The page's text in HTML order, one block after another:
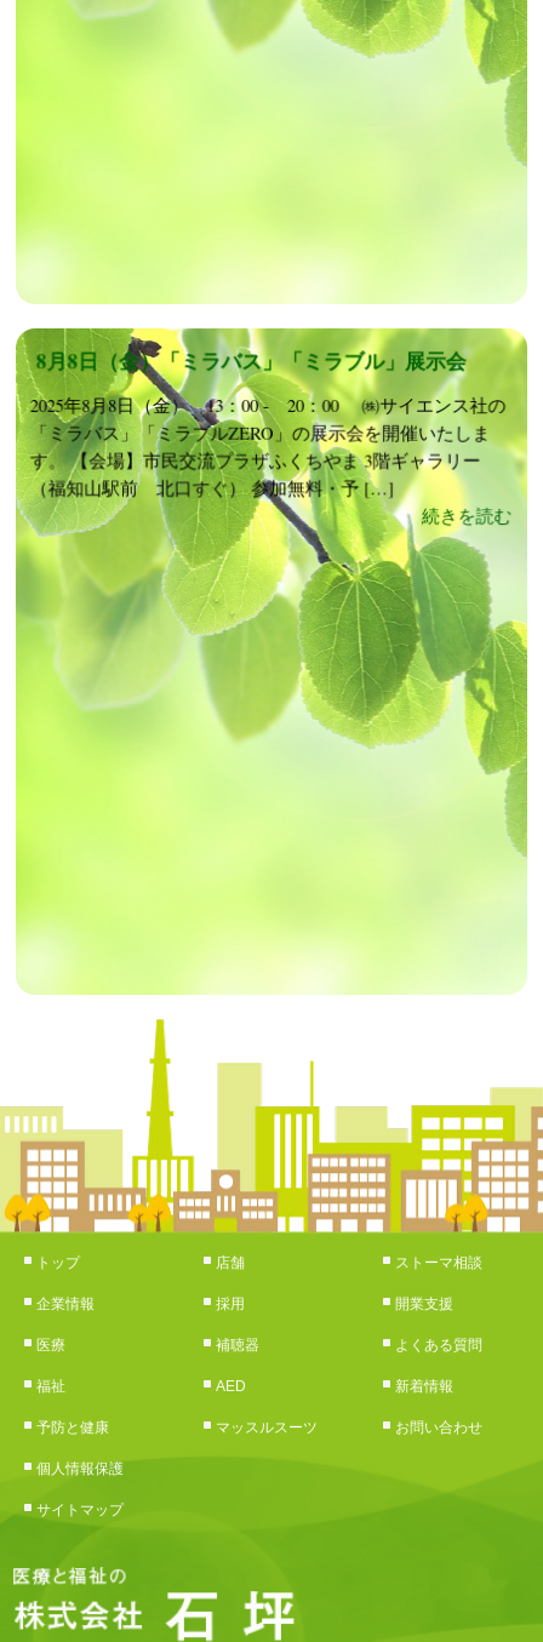
8月8日（金）「ミラバス」「ミラブル」展示会
2025年8月8日（金） 13：00 - 20：00 ㈱サイエンス社の
「ミラバス」「ミラブルZERO」の展示会を開催いたしま
す。 【会場】市民交流プラザふくちやま 3階ギャラリー
（福知山駅前 北口すぐ） 参加無料・予 […]
続きを読む
トップ
企業情報
医療
福祉
予防と健康
店舗
採用
補聴器
AED
マッスルスーツ
ストーマ相談
開業支援
よくある質問
新着情報
お問い合わせ
個人情報保護
サイトマップ